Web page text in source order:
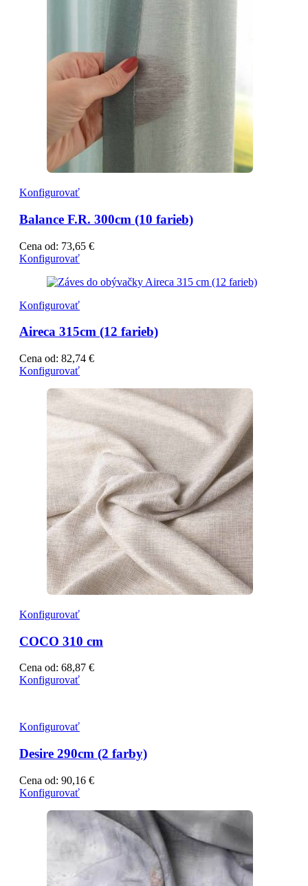
Konfigurovať
Balance F.R. 300cm (10 farieb)
Cena od: 73,65 €
Konfigurovať
Konfigurovať
Aireca 315cm (12 farieb)
Cena od: 82,74 €
Konfigurovať
Konfigurovať
COCO 310 cm
Cena od: 68,87 €
Konfigurovať
Konfigurovať
Desire 290cm (2 farby)
Cena od: 90,16 €
Konfigurovať